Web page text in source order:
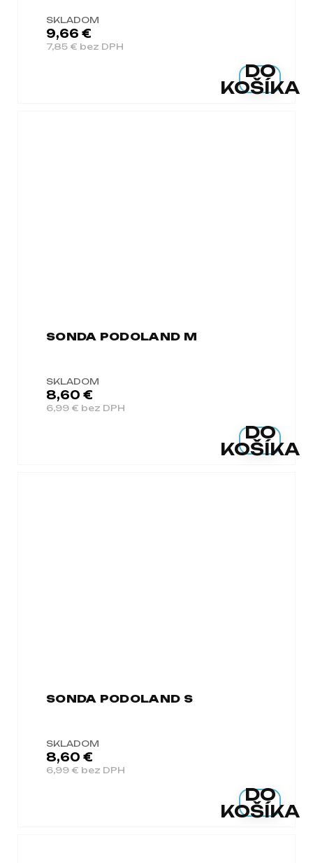
SKLADOM
7,85 € bez DPH
9,66 €
DO
KOŠÍKA
SONDA PODOLAND M
SKLADOM
6,99 € bez DPH
8,60 €
DO
KOŠÍKA
SONDA PODOLAND S
SKLADOM
6,99 € bez DPH
8,60 €
DO
KOŠÍKA